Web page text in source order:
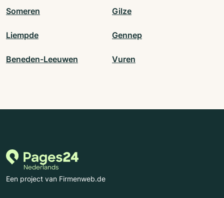
Someren Gilze
Liempde Gennep
Beneden-Leeuwen Vuren
Een project van Firmenweb.de